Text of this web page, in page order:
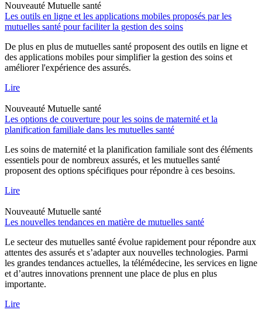
Nouveauté Mutuelle santé
Les outils en ligne et les applications mobiles proposés par les
mutuelles santé pour faciliter la gestion des soins
De plus en plus de mutuelles santé proposent des outils en ligne et
des applications mobiles pour simplifier la gestion des soins et
améliorer l'expérience des assurés.
Lire
Nouveauté Mutuelle santé
Les options de couverture pour les soins de maternité et la
planification familiale dans les mutuelles santé
Les soins de maternité et la planification familiale sont des éléments
essentiels pour de nombreux assurés, et les mutuelles santé
proposent des options spécifiques pour répondre à ces besoins.
Lire
Nouveauté Mutuelle santé
Les nouvelles tendances en matière de mutuelles santé
Le secteur des mutuelles santé évolue rapidement pour répondre aux
attentes des assurés et s’adapter aux nouvelles technologies. Parmi
les grandes tendances actuelles, la télémédecine, les services en ligne
et d’autres innovations prennent une place de plus en plus
importante.
Lire